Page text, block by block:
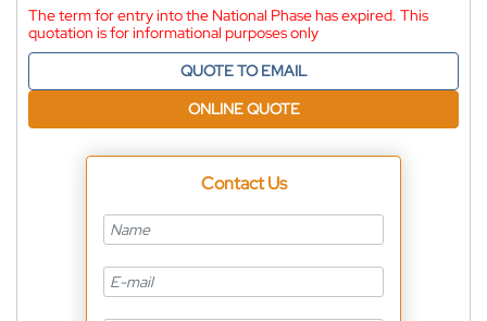
The term for entry into the National Phase has expired. This
quotation is for informational purposes only
QUOTE TO EMAIL
ONLINE QUOTE
Contact Us